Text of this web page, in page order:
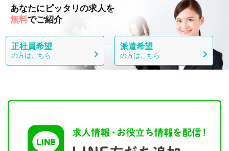
あなたにピッタリの求人を
無料でご紹介
正社員希望
の方はこちら
派遣希望
の方はこちら